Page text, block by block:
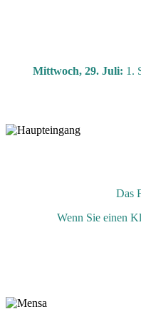
Mittwoch, 29. Juli: 1.
Das
Wenn Sie einen